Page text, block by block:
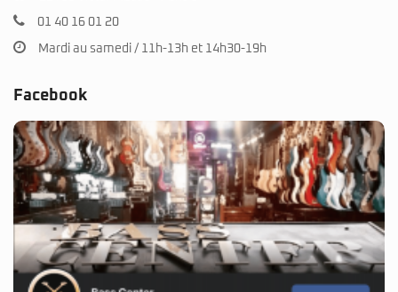
01 40 16 01 20
Mardi au samedi / 11h-13h et 14h30-19h
Facebook